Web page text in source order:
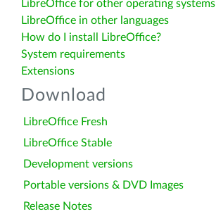
LibreOffice for other operating systems
LibreOffice in other languages
How do I install LibreOffice?
System requirements
Extensions
Download
LibreOffice Fresh
LibreOffice Stable
Development versions
Portable versions & DVD Images
Release Notes